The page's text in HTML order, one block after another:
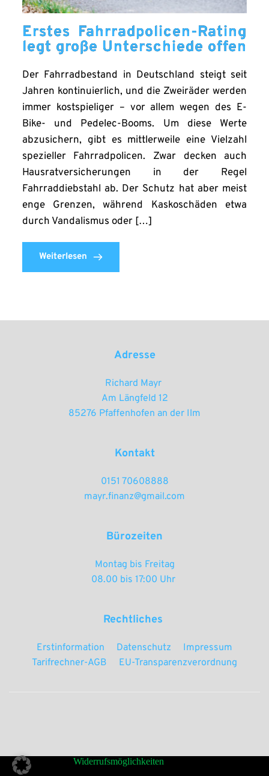
Erstes Fahrradpolicen-Rating
legt große Unterschiede offen
Der Fahrradbestand in Deutschland steigt seit
Jahren kontinuierlich, und die Zweiräder werden
immer kostspieliger – vor allem wegen des E-
Bike- und Pedelec-Booms. Um diese Werte
abzusichern, gibt es mittlerweile eine Vielzahl
spezieller Fahrradpolicen. Zwar decken auch
Hausratversicherungen in der Regel
Fahrraddiebstahl ab. Der Schutz hat aber meist
enge Grenzen, während Kaskoschäden etwa
durch Vandalismus oder […]
Weiterlesen
Adresse
Richard Mayr
Am Längfeld 12
85276 Pfaffenhofen an der Ilm
Kontakt
0151 70608888
mayr.finanz@gmail.com
Bürozeiten
Montag bis Freitag
08.00 bis 17:00 Uhr
Rechtliches
Erstinformation Datenschutz
Impressum
Tarifrechner-AGB
EU-Transparenzverordnung
Widerrufsmöglichkeiten